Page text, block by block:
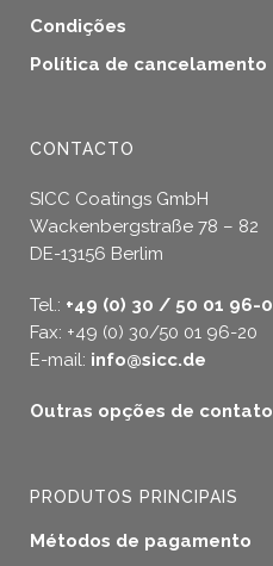
Condições
Política de cancelamento
CONTACTO
SICC Coatings GmbH
Wackenbergstraße 78 – 82
DE-13156 Berlim
Tel.: +49 (0) 30 / 50 01 96-0
Fax: +49 (0) 30/50 01 96-20
E-mail: info@sicc.de
Outras opções de contato
PRODUTOS PRINCIPAIS
Métodos de pagamento